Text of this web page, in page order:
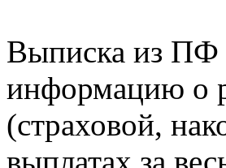
Выписка из
информацию о
(страховой,
выплатах за